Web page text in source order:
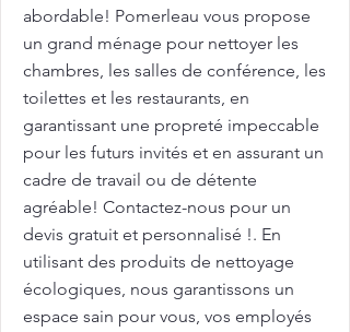
abordable! Pomerleau vous propose
un grand ménage pour nettoyer les
chambres, les salles de conférence, les
toilettes et les restaurants, en
garantissant une propreté impeccable
pour les futurs invités et en assurant un
cadre de travail ou de détente
agréable! Contactez-nous pour un
devis gratuit et personnalisé !. En
utilisant des produits de nettoyage
écologiques, nous garantissons un
espace sain pour vous, vos employés